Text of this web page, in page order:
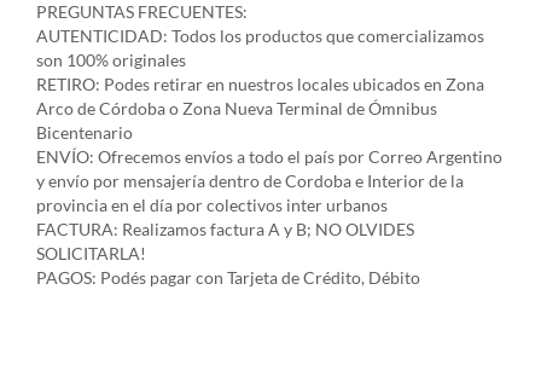
PREGUNTAS FRECUENTES:
AUTENTICIDAD: Todos los productos que comercializamos
son 100% originales
RETIRO: Podes retirar en nuestros locales ubicados en Zona
Arco de Córdoba o Zona Nueva Terminal de Ómnibus
Bicentenario
ENVÍO: Ofrecemos envíos a todo el país por Correo Argentino
y envío por mensajería dentro de Cordoba e Interior de la
provincia en el día por colectivos inter urbanos
FACTURA: Realizamos factura A y B; NO OLVIDES
SOLICITARLA!
PAGOS: Podés pagar con Tarjeta de Crédito, Débito